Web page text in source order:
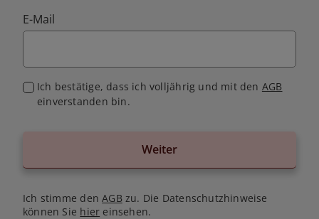
E-Mail
Ich bestätige, dass ich volljährig und mit den AGB
einverstanden bin.
Weiter
Ich stimme denAGB zu. Die Datenschutzhinweise
können Sie hier einsehen.